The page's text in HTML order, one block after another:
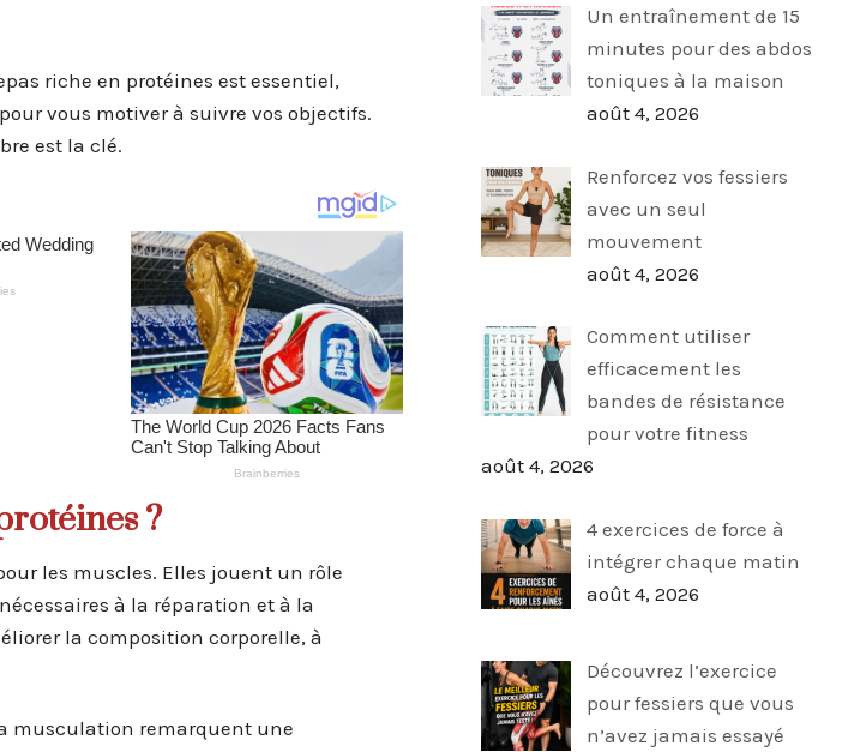
riche en protéines est essentiel,
vous motiver à suivre vos objectifs.
est la clé.
?
les muscles. Elles jouent un rôle
à la réparation et à la
la composition corporelle, à
musculation remarquent une
Un entraînement de 15
minutes pour des abdos
toniques à la maison
août 4, 2026
Renforcez vos fessiers
avec un seul
mouvement
août 4, 2026
Comment utiliser
efficacement les
bandes de résistance
pour votre fitness
août 4, 2026
4 exercices de force à
intégrer chaque matin
août 4, 2026
Découvrez l’exercice
pour fessiers que vous
n’avez jamais essayé